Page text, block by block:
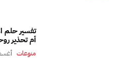
تفسير حلم
أم تحذير
منوعات أغسطس